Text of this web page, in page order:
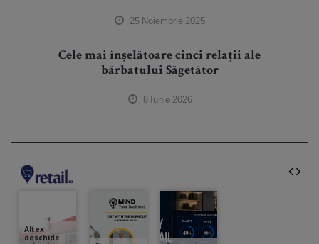
25 Noiembrie 2025
Cele mai înșelătoare cinci relații ale
bărbatului Săgetător
8 Iunie 2026